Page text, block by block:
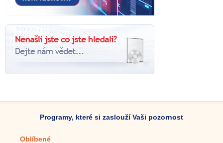
Programy, které si zaslouží Vaši pozornost
Oblíbené